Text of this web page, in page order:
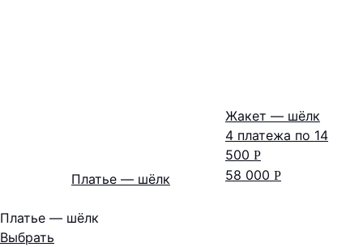
Платье — шёлк
Жакет — шёлк
4 платежа по 14
500 Р
58 000 Р
Платье — шёлк
Выбрать